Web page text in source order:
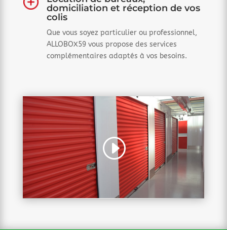
domiciliation et réception de vos
colis
Que vous soyez particulier ou professionnel,
ALLOBOX59 vous propose des services
complémentaires adaptés à vos besoins.